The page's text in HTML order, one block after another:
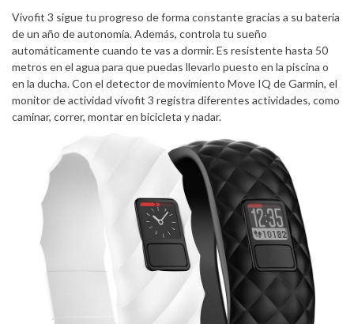
Vívofit 3 sigue tu progreso de forma constante gracias a su batería
de un año de autonomía. Además, controla tu sueño
automáticamente cuando te vas a dormir. Es resistente hasta 50
metros en el agua para que puedas llevarlo puesto en la piscina o
en la ducha. Con el detector de movimiento Move IQ de Garmin, el
monitor de actividad vívofit 3 registra diferentes actividades, como
caminar, correr, montar en bicicleta y nadar.